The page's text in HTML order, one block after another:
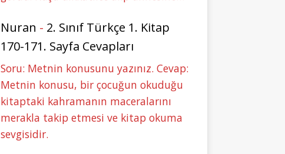
Nuran - 2. Sınıf Türkçe 1. Kitap
170-171. Sayfa Cevapları
Soru: Metnin konusunu yazınız. Cevap:
Metnin konusu, bir çocuğun okuduğu
kitaptaki kahramanın maceralarını
merakla takip etmesi ve kitap okuma
sevgisidir.